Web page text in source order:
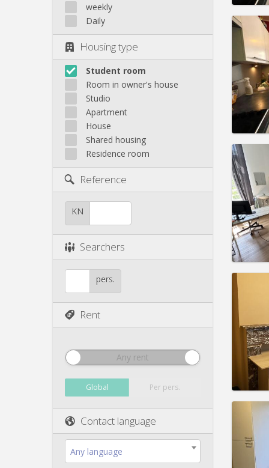
weekly
Daily
Housing type
Student room
Room in owner's house
Studio
Apartment
House
Shared housing
Residence room
Reference
KN
Searchers
pers.
Rent
Any rent
Global Per pers.
Contact language
Any language
Rent:
Rent:
Rent: